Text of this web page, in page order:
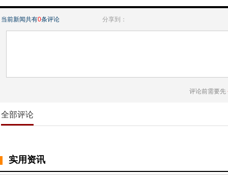
当前新闻共有0条评论 分享到：
评论前需要先
全部评论
实用资讯